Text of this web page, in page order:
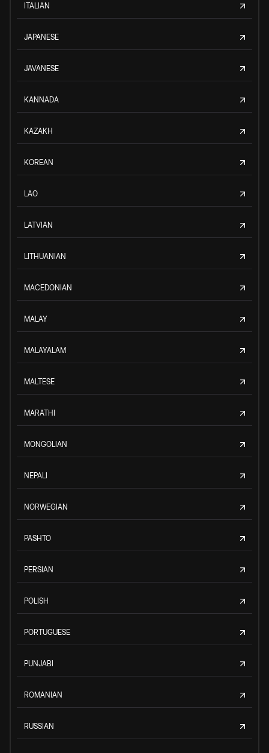
ITALIAN
JAPANESE
JAVANESE
KANNADA
KAZAKH
KOREAN
LAO
LATVIAN
LITHUANIAN
MACEDONIAN
MALAY
MALAYALAM
MALTESE
MARATHI
MONGOLIAN
NEPALI
NORWEGIAN
PASHTO
PERSIAN
POLISH
PORTUGUESE
PUNJABI
ROMANIAN
RUSSIAN